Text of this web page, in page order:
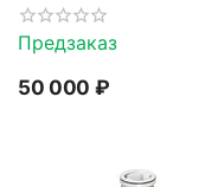
Предзаказ
50 000 ₽